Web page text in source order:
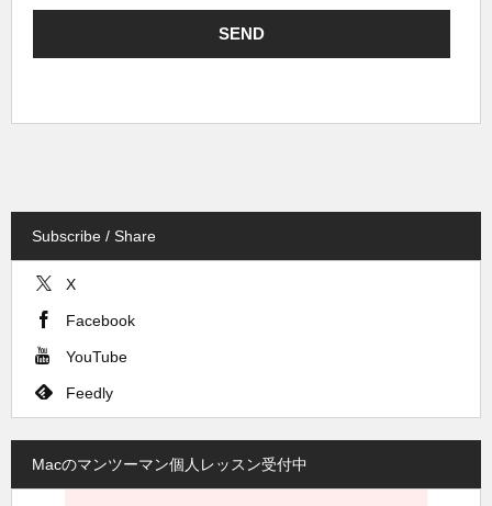
Subscribe / Share
X
Facebook
YouTube
Feedly
Macのマンツーマン個人レッスン受付中